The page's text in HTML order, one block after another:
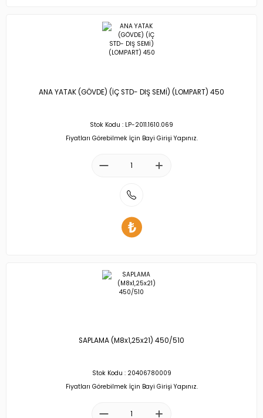
ANA YATAK (GÖVDE) (İÇ STD- DIŞ SEMİ) (LOMPART) 450
Stok Kodu : LP-2011.1610.069
Fiyatları Görebilmek İçin Bayi Girişi Yapınız.
SAPLAMA (M8x1,25x21) 450/510
Stok Kodu : 20406780009
Fiyatları Görebilmek İçin Bayi Girişi Yapınız.